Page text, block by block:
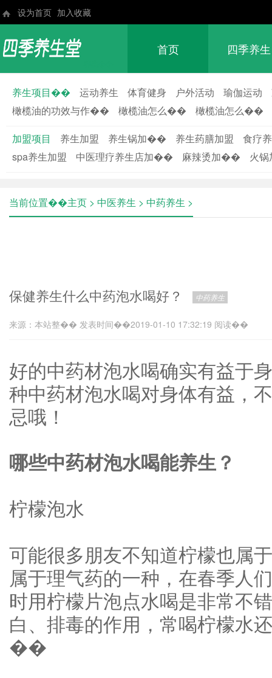
设为首页 加入收藏
首页 四季养生
养生项目�� 运动养生 体育健身 户外活动 瑜伽运动
橄榄油的功效与作��
橄榄油怎么��
橄榄油怎么��
加盟项目
养生加盟 养生锅加�� 养生药膳加盟
食疗
spa养生加盟
中医理疗养生店加�� 麻辣烫加�� 火
当前位置��主页 > 中医养生 > 中药养生 >
保健养生什么中药泡水喝好？ 中药养生
来源：本站整�� 发表时间��2019-01-10 17:32:19 阅读��
好的中药材泡水喝确实有益于
种中药材泡水喝对身体有益，
忌哦！
哪些中药材泡水喝能养生？
柠檬泡水
可能很多朋友不知道柠檬也属
属于理气药的一种，在春季人
时用柠檬片泡点水喝是非常不
白、排毒的作用，常喝柠檬水
��